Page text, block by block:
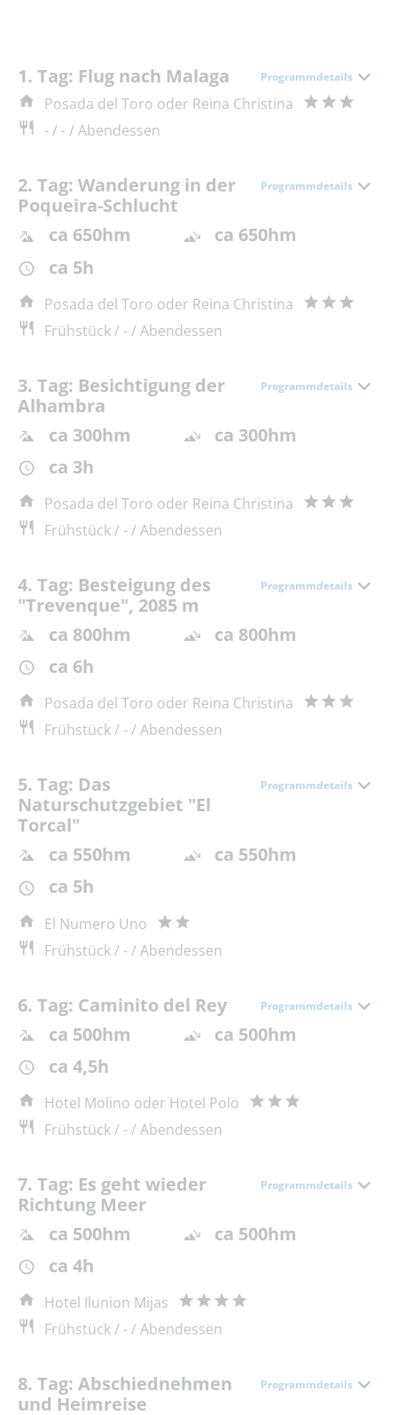
1. Tag: Flug nach Malaga Programmdetails
Posada del Toro oder Reina Christina
- / - / Abendessen
2. Tag: Wanderung in der
Poqueira-Schlucht
Programmdetails
ca 650hm
ca 650hm
ca 5h
Posada del Toro oder Reina Christina
Frühstück / - / Abendessen
3. Tag: Besichtigung der
Alhambra
Programmdetails
ca 300hm
ca 300hm
ca 3h
Posada del Toro oder Reina Christina
Frühstück / - / Abendessen
4. Tag: Besteigung des
"Trevenque", 2085 m
Programmdetails
ca 800hm
ca 800hm
ca 6h
Posada del Toro oder Reina Christina
Frühstück / - / Abendessen
5. Tag: Das
Naturschutzgebiet "El
Torcal"
Programmdetails
ca 550hm
ca 550hm
ca 5h
El Numero Uno
Frühstück / - / Abendessen
6. Tag: Caminito del Rey Programmdetails
ca 500hm
ca 500hm
ca 4,5h
Hotel Molino oder Hotel Polo
Frühstück / - / Abendessen
7. Tag: Es geht wieder
Richtung Meer
Programmdetails
ca 500hm
ca 500hm
ca 4h
Hotel Ilunion Mijas
Frühstück / - / Abendessen
8. Tag: Abschiednehmen
und Heimreise
Programmdetails